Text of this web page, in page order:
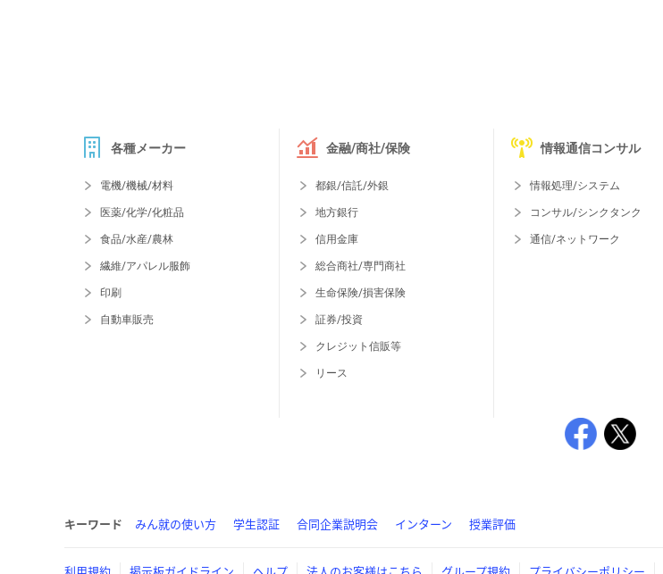
各種メーカー
電機/機械/材料
医薬/化学/化粧品
食品/水産/農林
繊維/アパレル服飾
印刷
自動車販売
金融/商社/保険
都銀/信託/外銀
地方銀行
信用金庫
総合商社/専門商社
生命保険/損害保険
証券/投資
クレジット信販等
リース
情報通信コンサル
情報処理/システム
コンサル/シンクタンク
通信/ネットワーク
キーワード みん就の使い方 学生認証 合同企業説明会 インターン 授業評価